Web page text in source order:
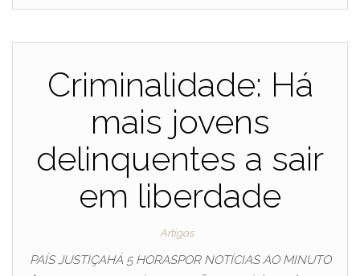
Criminalidade: Há
mais jovens
delinquentes a sair
em liberdade
Artigos
PAÍS JUSTIÇAHÁ 5 HORASPOR NOTÍCIAS AO MINUTO